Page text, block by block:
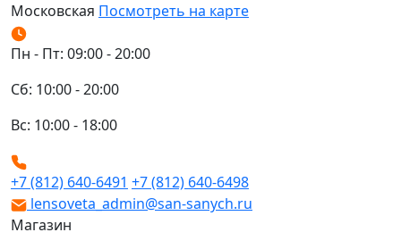
Московская Посмотреть на карте
Пн - Пт: 09:00 - 20:00
Сб: 10:00 - 20:00
Вс: 10:00 - 18:00
+7 (812) 640-6491 +7 (812) 640-6498
lensoveta_admin@san-sanych.ru
Магазин